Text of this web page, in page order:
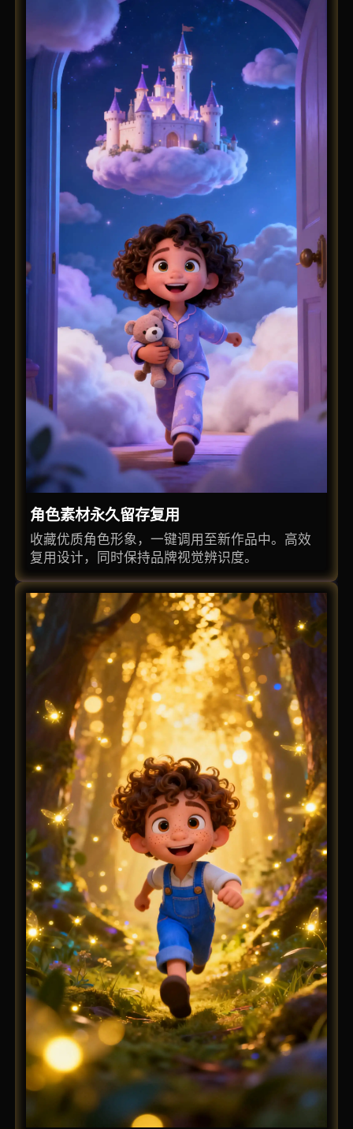
角色素材永久留存复用
收藏优质角色形象，一键调用至新作品中。高效
复用设计，同时保持品牌视觉辨识度。